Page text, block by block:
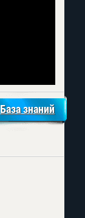
База знаний